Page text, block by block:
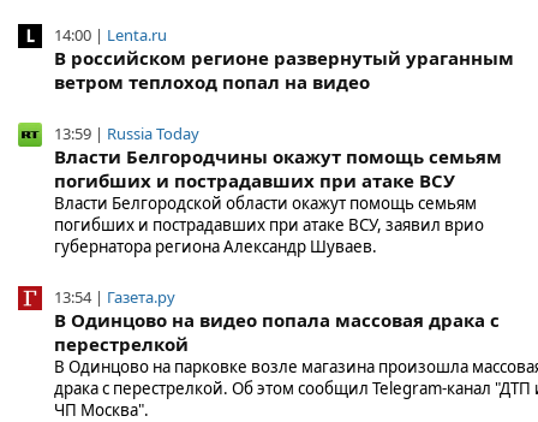
14:00 | Lenta.ru
В российском регионе развернутый ураганным
ветром теплоход попал на видео
13:59 | Russia Today
Власти Белгородчины окажут помощь семьям
погибших и пострадавших при атаке ВСУ
Власти Белгородской области окажут помощь семьям
погибших и пострадавших при атаке ВСУ, заявил врио
губернатора региона Александр Шуваев.
13:54 | Газета.ру
В Одинцово на видео попала массовая драка с
перестрелкой
В Одинцово на парковке возле магазина произошла
драка с перестрелкой. Об этом сообщил Telegram-канал "ДТП
ЧП Москва".